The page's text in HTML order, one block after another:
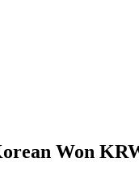
Won